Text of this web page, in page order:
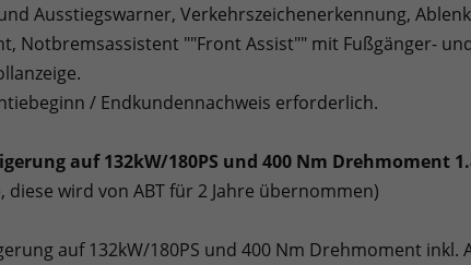
Ausstiegswarner, Verkehrszeichenerkennung,
Notbremsassistent ""Front Assist"" mit Fußgänger-
/ Endkundennachweis erforderlich.
auf 132kW/180PS und 400 Nm Drehmoment
wird von ABT für 2 Jahre übernommen)
auf 132kW/180PS und 400 Nm Drehmoment inkl.